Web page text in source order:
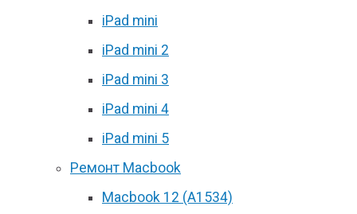
iPad mini
iPad mini 2
iPad mini 3
iPad mini 4
iPad mini 5
Ремонт Macbook
Macbook 12 (А1534)